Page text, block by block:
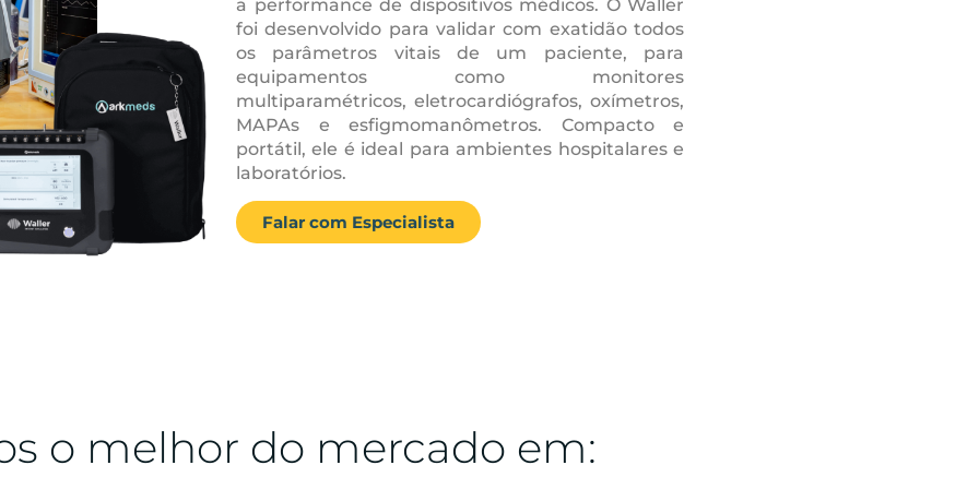
a performance de dispositivos médicos. O Waller
foi desenvolvido para validar com exatidão todos
os parâmetros vitais de um paciente, para
equipamentos como monitores
multiparamétricos, eletrocardiógrafos, oxímetros,
MAPAs e esfigmomanômetros. Compacto e
portátil, ele é ideal para ambientes hospitalares e
laboratórios.
Falar com Especialista
o melhor do mercado em: